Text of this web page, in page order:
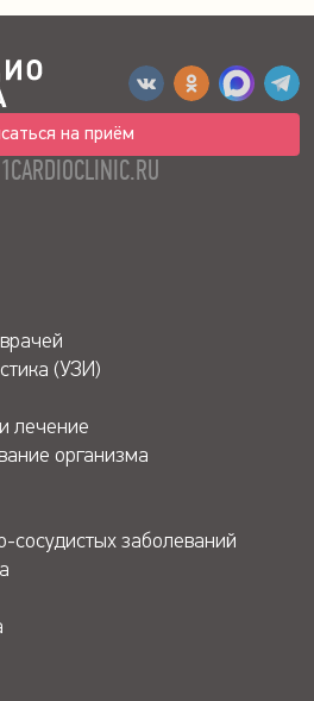
на приём
(УЗИ)
лечение
организма
сосудистых заболеваний